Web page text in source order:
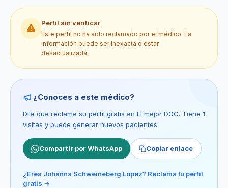
Perfil sin verificar
Este perfil no ha sido reclamado por el médico. La
información puede ser inexacta o estar
desactualizada.
¿Conoces a este médico?
Dile que reclame su perfil gratis en El mejor DOC. Tiene 1
visitas y puede generar nuevos pacientes.
Compartir por WhatsApp Copiar enlace
¿Eres Johanna Schweineberg Lopez? Reclama tu perfil
gratis →